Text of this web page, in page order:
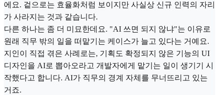
에요. 겉으로는 효율화처럼 보이지만 사실상 신규 인력의 자리
가 사라지는 것과 같습니다.
다른 하나는 좀 더 미묘한데요. "AI 쓰면 되지 않냐"는 이유로
원래 직무 밖의 일을 떠맡기는 케이스가 늘고 있다는 거예요.
지인이 직접 겪은 사례로는, 기획도 확정되지 않은 기능의 UI
디자인을 AI로 뽑아오라고 개발자에게 맡기는 일이 생기기 시
작했다고 합니다. AI가 직무의 경계 자체를 무너뜨리고 있는
거죠.